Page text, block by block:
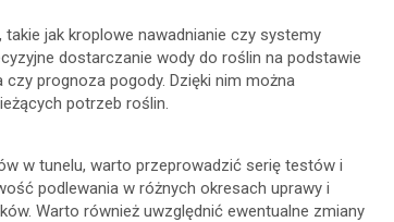
jak kroplowe nawadnianie czy systemy
dostarczanie wody do roślin na podstawie
prognoza pogody. Dzięki nim można
potrzeb roślin.
w tunelu, warto przeprowadzić serię testów i
podlewania w różnych okresach uprawy i
Warto również uwzględnić ewentualne zmiany